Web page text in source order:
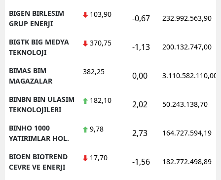
BIGEN BIRLESIM
GRUP ENERJI
103,90 -0,67 232.992.563,90
BIGTK BIG MEDYA
TEKNOLOJI
370,75 -1,13 200.132.747,00
BIMAS BIM
MAGAZALAR
382,25 0,00 3.110.582.110,00
BINBN BIN ULASIM
TEKNOLOJILERI
182,10 2,02 50.243.138,70
BINHO 1000
YATIRIMLAR HOL.
9,78 2,73 164.727.594,19
BIOEN BIOTREND
CEVRE VE ENERJI
17,70 -1,56 182.772.498,89